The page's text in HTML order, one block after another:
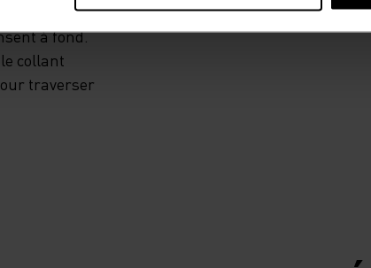
la fraîcheur
à fond.
collant
traverser